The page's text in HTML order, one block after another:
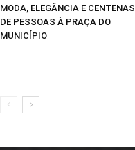
MODA, ELEGÂNCIA E CENTENAS
DE PESSOAS À PRAÇA DO
MUNICÍPIO